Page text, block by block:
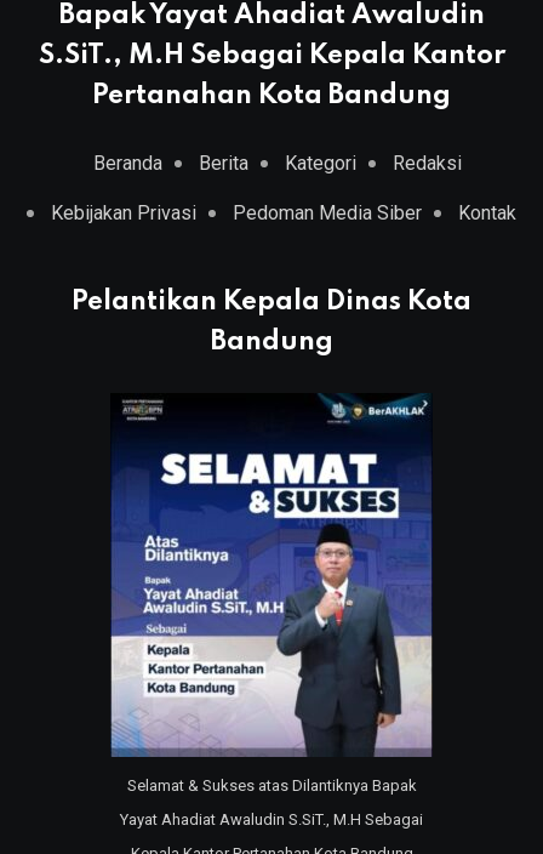
Bapak Yayat Ahadiat Awaludin
S.SiT., M.H Sebagai Kepala Kantor
Pertanahan Kota Bandung
Beranda Berita Kategori Redaksi
Kebijakan Privasi Pedoman Media Siber Kontak
Pelantikan Kepala Dinas Kota
Bandung
Selamat & Sukses atas Dilantiknya Bapak
Yayat Ahadiat Awaludin S.SiT., M.H Sebagai